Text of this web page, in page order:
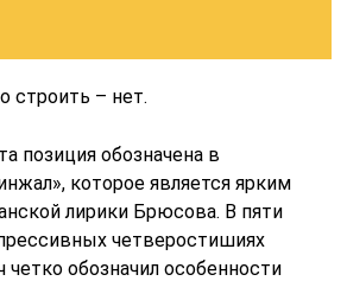
строить – нет.
позиция обозначена в
которое является ярким
лирики Брюсова. В пяти
четверостишиях
четко обозначил особенности